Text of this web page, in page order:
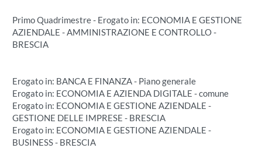
Primo Quadrimestre - Erogato in: ECONOMIA E GESTIONE
AZIENDALE - AMMINISTRAZIONE E CONTROLLO -
BRESCIA
Erogato in: BANCA E FINANZA - Piano generale
Erogato in: ECONOMIA E AZIENDA DIGITALE - comune
Erogato in: ECONOMIA E GESTIONE AZIENDALE -
GESTIONE DELLE IMPRESE - BRESCIA
Erogato in: ECONOMIA E GESTIONE AZIENDALE -
BUSINESS - BRESCIA